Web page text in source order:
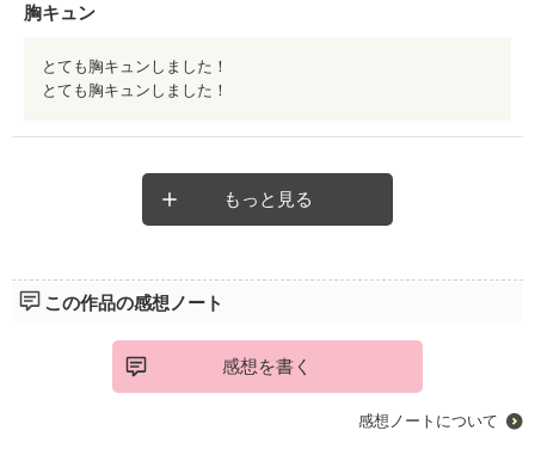
胸キュン
とても胸キュンしました！
とても胸キュンしました！
もっと見る
この作品の感想ノート
感想を書く
感想ノートについて